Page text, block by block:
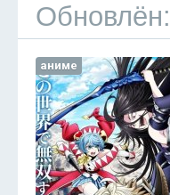
Обновлён:
аниме